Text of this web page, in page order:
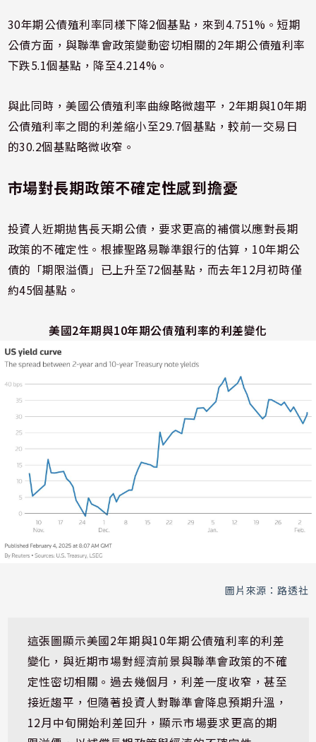
30年期公債殖利率同樣下降2個基點，來到4.751%。短期
公債方面，與聯準會政策變動密切相關的2年期公債殖利率
下跌5.1個基點，降至4.214%。
與此同時，美國公債殖利率曲線略微趨平，2年期與10年期
公債殖利率之間的利差縮小至29.7個基點，較前一交易日
的30.2個基點略微收窄。
市場對長期政策不確定性感到擔憂
投資人近期拋售長天期公債，要求更高的補償以應對長期
政策的不確定性。根據聖路易聯準銀行的估算，10年期公
債的「期限溢價」已上升至72個基點，而去年12月初時僅
約45個基點。
美國2年期與10年期公債殖利率的利差變化
圖片來源：路透社
這張圖顯示美國2年期與10年期公債殖利率的利差
變化，與近期市場對經濟前景與聯準會政策的不確
定性密切相關。過去幾個月，利差一度收窄，甚至
接近趨平，但隨著投資人對聯準會降息預期升溫，
12月中旬開始利差回升，顯示市場要求更高的期